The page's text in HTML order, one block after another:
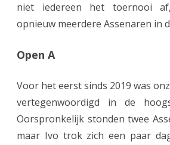
h
s
e
s
niet iedereen het toernooi
opnieuw meerdere Assenaren in
Open A
Voor het eerst sinds 2019 was
vertegenwoordigd in de
Oorspronkelijk stonden twee
maar Ivo trok zich een paar